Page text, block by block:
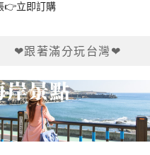
👉立即訂購
❤跟著滿分玩台灣❤